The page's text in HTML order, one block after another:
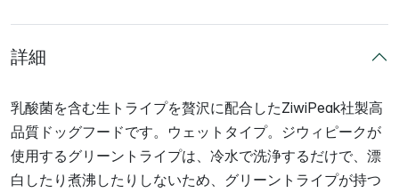
詳細
乳酸菌を含む生トライプを贅沢に配合したZiwiPeak社製高
品質ドッグフードです。ウェットタイプ。ジウィピークが
使用するグリーントライプは、冷水で洗浄するだけで、漂
白したり煮沸したりしないため、グリーントライプが持つ